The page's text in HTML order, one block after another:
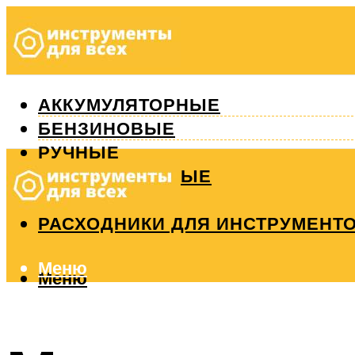
АККУМУЛЯТОРНЫЕ
БЕНЗИНОВЫЕ
РУЧНЫЕ
ИЗМЕРИТЕЛЬНЫЕ
РЕМОНТ
РАСХОДНИКИ ДЛЯ
Меню
Меню